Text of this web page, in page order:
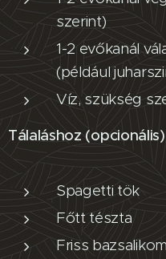
szerint)
1-2 evőkanál
(például
Víz, szükség
Tálaláshoz (opcionális)
Spagetti tök
Főtt tészta
Friss bazsalikom